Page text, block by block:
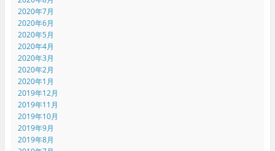
2020年7月
2020年6月
2020年5月
2020年4月
2020年3月
2020年2月
2020年1月
2019年12月
2019年11月
2019年10月
2019年9月
2019年8月